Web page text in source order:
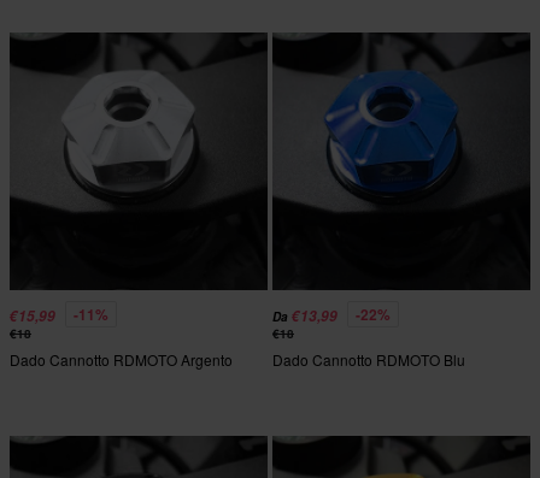
€15,99 -11%
€18
Dado Cannotto RDMOTO Argento
Da €13,99 -22%
€18
Dado Cannotto RDMOTO Blu